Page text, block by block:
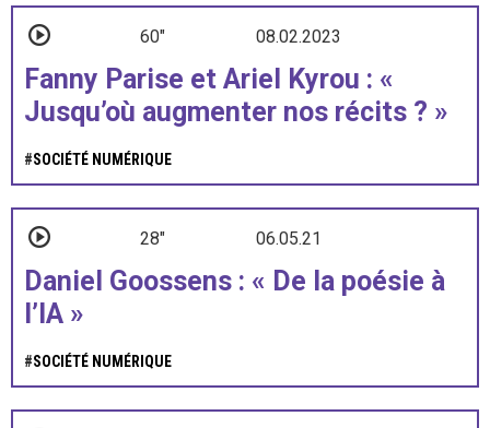
60" 08.02.2023
Fanny Parise et Ariel Kyrou : «
Jusqu’où augmenter nos récits ? »
#SOCIÉTÉ NUMÉRIQUE
28" 06.05.21
Daniel Goossens : « De la poésie à
l’IA »
#SOCIÉTÉ NUMÉRIQUE